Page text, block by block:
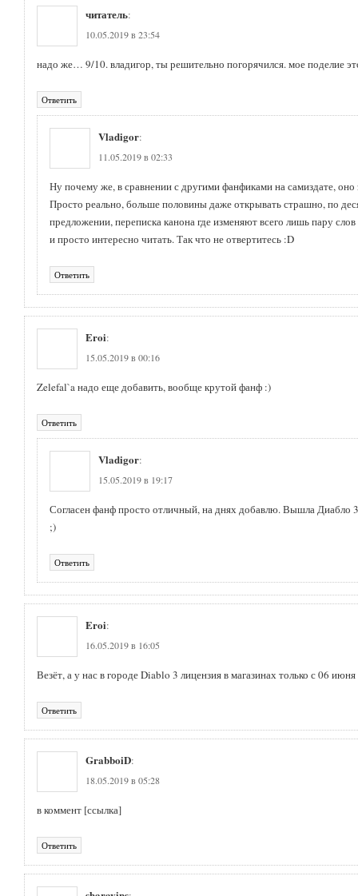
читатель:
10.05.2019 в 23:54
надо же… 9/10. владигор, ты решительно погорячился. мое поделие
Ответить
Vladigor:
11.05.2019 в 02:33
Ну почему же, в сравнении с другими фанфиками на самиздате, оно
Просто реально, больше половины даже открывать страшно, по
предложении, переписка канона где изменяют всего лишь пару
и просто интересно читать. Так что не отвертитесь :D
Ответить
Eroi:
15.05.2019 в 00:16
Zelefal`a надо еще добавить, вообще крутой фанф :)
Ответить
Vladigor:
15.05.2019 в 19:17
Согласен фанф просто отличный, на днях добавлю. Вышла Диабло
;)
Ответить
Eroi:
16.05.2019 в 16:05
Везёт, а у нас в городе Diablo 3 лицензия в магазинах только с 06
Ответить
GrabboiD:
18.05.2019 в 05:28
в коммент [ссылка]
Ответить